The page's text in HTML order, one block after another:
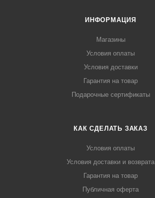
ИНФОРМАЦИЯ
Магазины
Условия оплаты
Условия доставки
Гарантия на товар
Подарочные сертификаты
КАК СДЕЛАТЬ ЗАКАЗ
Условия оплаты
Условия доставки и возврата
Гарантия на товар
Публичная оферта